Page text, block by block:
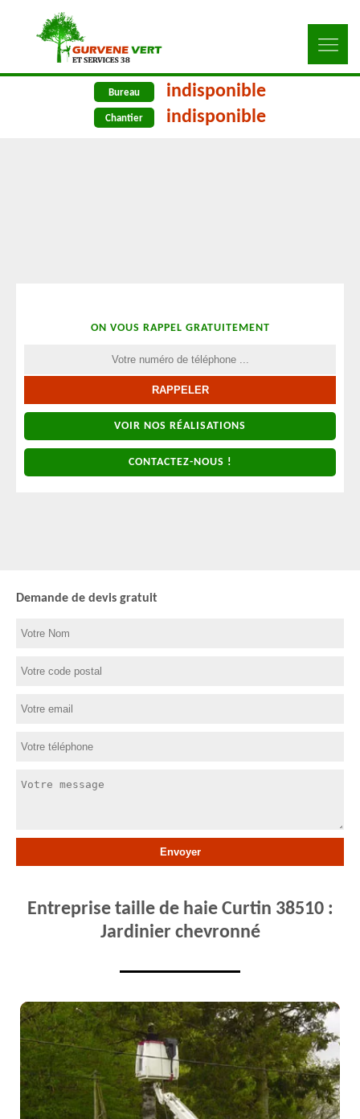
Bureau indisponible
Chantier indisponible
ON VOUS RAPPEL GRATUITEMENT
VOIR NOS RÉALISATIONS
CONTACTEZ-NOUS !
Demande de devis gratuit
Entreprise taille de haie Curtin 38510 :
Jardinier chevronné